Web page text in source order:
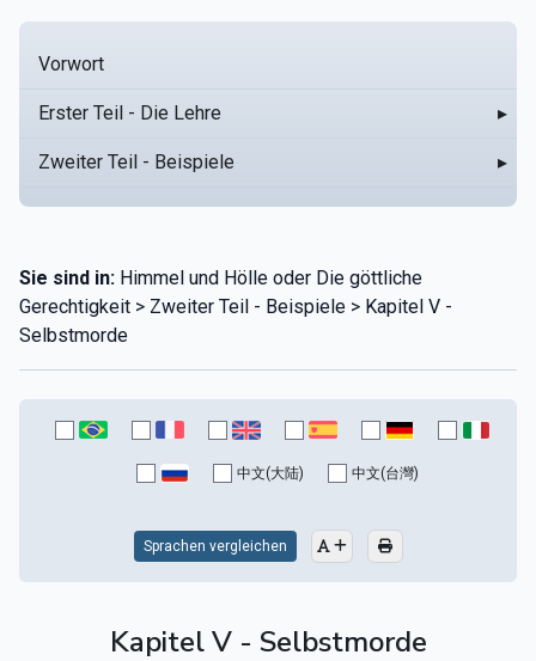
Vorwort
Erster Teil - Die Lehre ▸
Zweiter Teil - Beispiele ▸
Sie sind in: Himmel und Hölle oder Die göttliche
Gerechtigkeit > Zweiter Teil - Beispiele > Kapitel V -
Selbstmorde
中文(大陆) 中文(台灣)
Sprachen vergleichen
Kapitel V - Selbstmorde